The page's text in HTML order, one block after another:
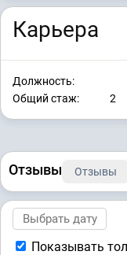
Карьера
Должность:
Общий стаж:
2
Отзывы Отзывы
Показывать